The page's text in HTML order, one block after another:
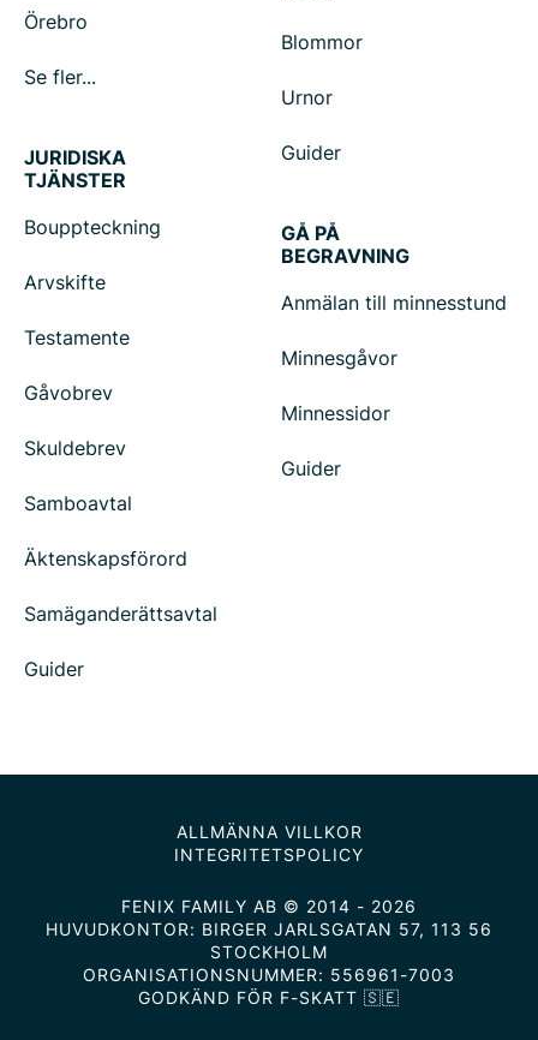
Örebro
Se fler...
Blommor
Urnor
Guider
JURIDISKA
TJÄNSTER
Bouppteckning
Arvskifte
Testamente
Gåvobrev
Skuldebrev
Samboavtal
Äktenskapsförord
Samäganderättsavtal
Guider
GÅ PÅ
BEGRAVNING
Anmälan till minnesstund
Minnesgåvor
Minnessidor
Guider
ALLMÄNNA VILLKOR
INTEGRITETSPOLICY
FENIX FAMILY AB © 2014 - 2026
HUVUDKONTOR: BIRGER JARLSGATAN 57, 113 56
STOCKHOLM
ORGANISATIONSNUMMER: 556961-7003
GODKÄND FÖR F-SKATT 🇸🇪